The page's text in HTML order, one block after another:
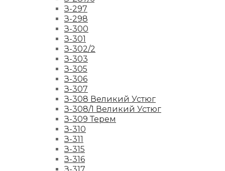
З-297
З-298
З-300
З-301
З-302/2
З-303
З-305
З-306
З-307
З-308 Великий Устюг
З-308/1 Великий Устюг
З-309 Терем
З-310
З-311
З-315
З-316